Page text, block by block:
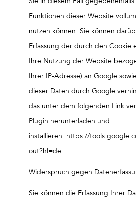
Funktionen dieser Website
nutzen können. Sie können
Erfassung der durch den Cookie
Ihre Nutzung der Website
Ihrer IP-Adresse) an Google
dieser Daten durch Google
das unter dem folgenden Link
Plugin herunterladen und
installieren: https://
out?hl=de.
Widerspruch gegen
Sie können die Erfassung Ihrer